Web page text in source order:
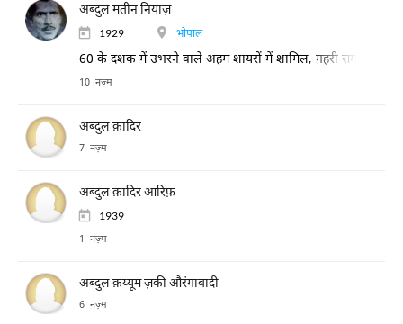
अब्दुल मतीन नियाज़
1929 भोपाल
60 के दशक में उभरने वाले अहम शायरों में शामिल, गहरी समझ और
10 नज़्म
अब्दुल क़ादिर
7 नज़्म
अब्दुल क़ादिर आरिफ़
1939
1 नज़्म
अब्दुल क़य्यूम ज़की औरंगाबादी
6 नज़्म